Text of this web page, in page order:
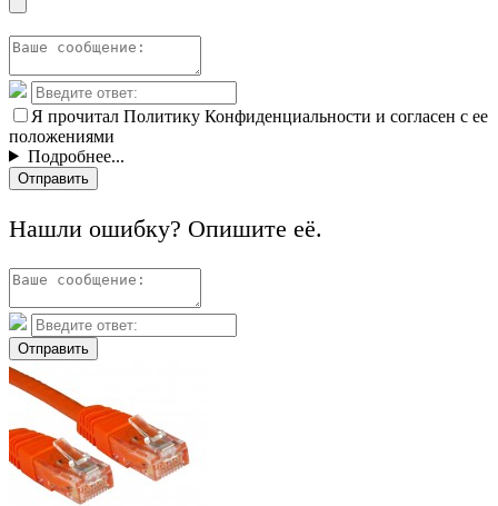
Я прочитал Политику Конфиденциальности и согласен с ее
положениями
Подробнее...
Отправить
Нашли ошибку? Опишите её.
Отправить